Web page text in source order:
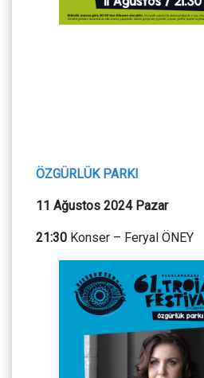
ÖZGÜRLÜK PARKI
11 Ağustos 2024 Pazar
21:30 Konser – Feryal ÖNEY